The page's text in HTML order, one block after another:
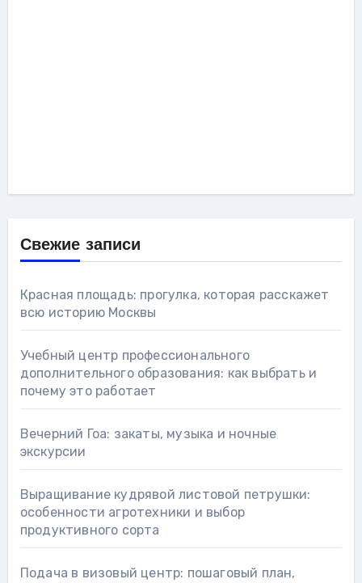
Свежие записи
Красная площадь: прогулка, которая расскажет
всю историю Москвы
Учебный центр профессионального
дополнительного образования: как выбрать и
почему это работает
Вечерний Гоа: закаты, музыка и ночные
экскурсии
Выращивание кудрявой листовой петрушки:
особенности агротехники и выбор
продуктивного сорта
Подача в визовый центр: пошаговый план,